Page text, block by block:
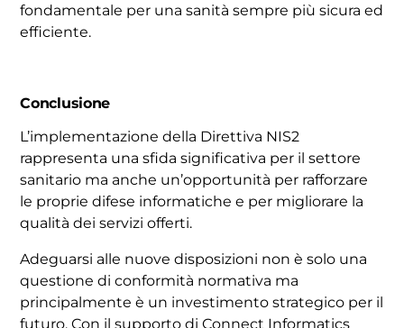
fondamentale per una sanità sempre più sicura ed
efficiente.
Conclusione
L’implementazione della Direttiva NIS2
rappresenta una sfida significativa per il settore
sanitario ma anche un’opportunità per rafforzare
le proprie difese informatiche e per migliorare la
qualità dei servizi offerti.
Adeguarsi alle nuove disposizioni non è solo una
questione di conformità normativa ma
principalmente è un investimento strategico per il
futuro. Con il supporto di Connect Informatics